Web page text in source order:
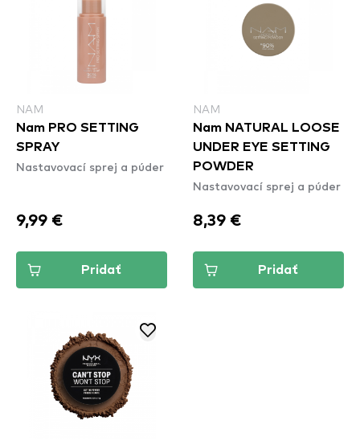
NAM
Nam PRO SETTING
SPRAY
Nastavovací sprej a púder
9,99 €
Pridať
NAM
Nam NATURAL LOOSE
UNDER EYE SETTING
POWDER
Nastavovací sprej a púder
8,39 €
Pridať